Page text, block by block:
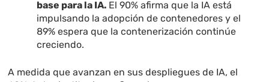
base para la IA. El 90% afirma que la IA está
impulsando la adopción de contenedores y el
89% espera que la contenerización continúe
creciendo.
A medida que avanzan en sus despliegues de IA, el